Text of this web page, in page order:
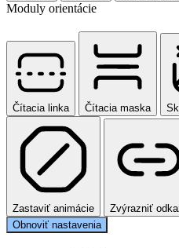
Moduly orientácie
Čítacia linka Čítacia maska
Zastaviť animácie
Zvýrazniť
Obnoviť nastavenia